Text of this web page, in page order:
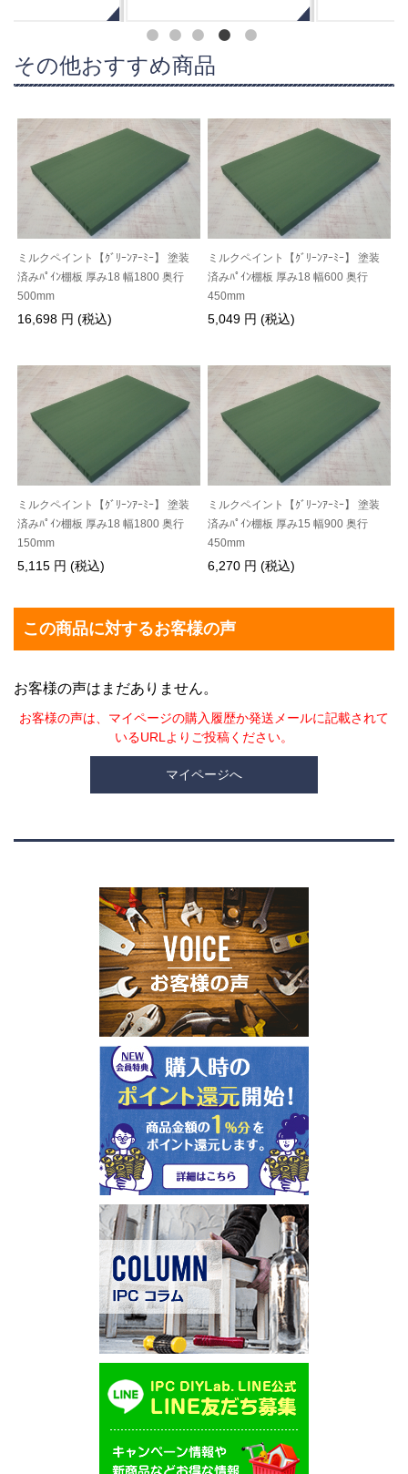
その他おすすめ商品
ミルクペイント【ｸﾞﾘｰﾝｱｰﾐｰ】 塗装
済みﾊﾟｲﾝ棚板 厚み18 幅1800 奥行
500mm
16,698 円 (税込)
ミルクペイント【ｸﾞﾘｰﾝｱｰﾐｰ】 塗装
済みﾊﾟｲﾝ棚板 厚み18 幅600 奥行
450mm
5,049 円 (税込)
ミルクペイント【ｸﾞﾘｰﾝｱｰﾐｰ】 塗装
済みﾊﾟｲﾝ棚板 厚み18 幅1800 奥行
150mm
5,115 円 (税込)
ミルクペイント【ｸﾞﾘｰﾝｱｰﾐｰ】 塗装
済みﾊﾟｲﾝ棚板 厚み15 幅900 奥行
450mm
6,270 円 (税込)
この商品に対するお客様の声
お客様の声はまだありません。
お客様の声は、マイページの購入履歴か発送メールに記載されて
いるURLよりご投稿ください。
マイページへ